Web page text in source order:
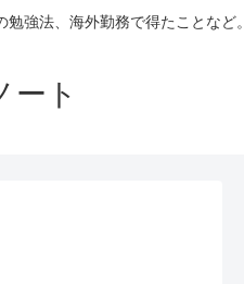
強法、海外勤務で得たことなど。
ート